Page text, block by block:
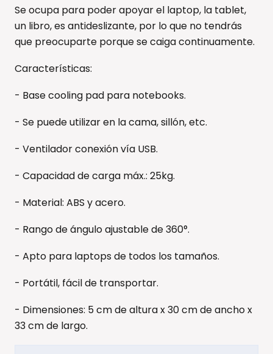
Se ocupa para poder apoyar el laptop, la tablet,
un libro, es antideslizante, por lo que no tendrás
que preocuparte porque se caiga continuamente.
Características:
- Base cooling pad para notebooks.
- Se puede utilizar en la cama, sillón, etc.
- Ventilador conexión vía USB.
- Capacidad de carga máx.: 25kg.
- Material: ABS y acero.
- Rango de ángulo ajustable de 360°.
- Apto para laptops de todos los tamaños.
- Portátil, fácil de transportar.
- Dimensiones: 5 cm de altura x 30 cm de ancho x
33 cm de largo.